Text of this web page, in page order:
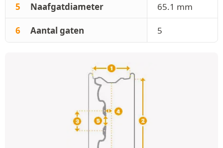
5 Naafgatdiameter 65.1 mm
6 Aantal gaten 5